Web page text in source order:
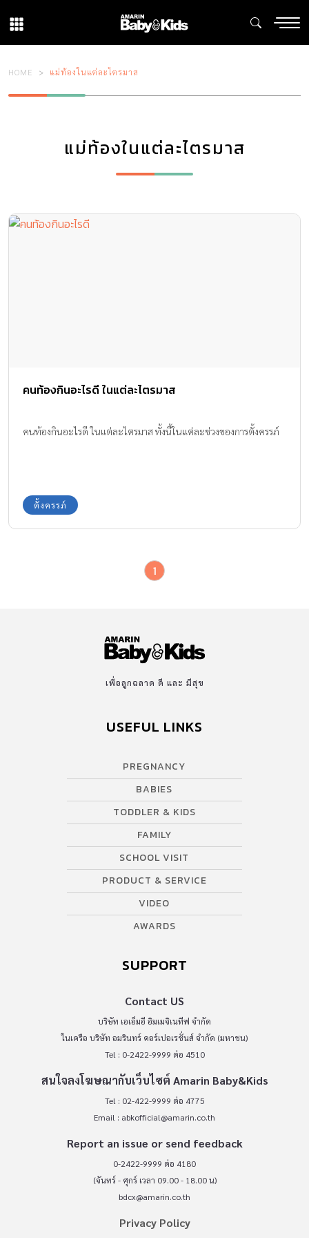
HOME แม่ท้องในแต่ละไตรมาส
แม่ท้องในแต่ละไตรมาส
คนท้องกินอะไรดี ในแต่ละไตรมาส
คนท้องกินอะไรดี ในแต่ละไตรมาส ทั้งนี้ในแต่ละช่วงของการตั้งครรภ์
ตั้งครรภ์
1
เพื่อลูกฉลาด ดี และ มีสุข
USEFUL LINKS
PREGNANCY
BABIES
TODDLER & KIDS
FAMILY
SCHOOL VISIT
PRODUCT & SERVICE
VIDEO
AWARDS
SUPPORT
Contact US
บริษัท เอเอ็มอี อิมเมจิเนทีฟ จำกัด
ในเครือ บริษัท อมรินทร์ คอร์เปอเรชั่นส์ จำกัด (มหาชน)
Tel : 0-2422-9999 ต่อ 4510
สนใจลงโฆษณากับเว็บไซต์ Amarin Baby&Kids
Tel : 02-422-9999 ต่อ 4775
Email : abkofficial@amarin.co.th
Report an issue or send feedback
0-2422-9999 ต่อ 4180
(จันทร์ - ศุกร์ เวลา 09.00 - 18.00 น)
bdcx@amarin.co.th
Privacy Policy